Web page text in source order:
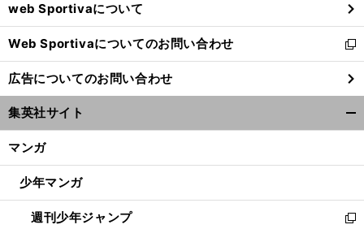
で
開
く
web Sportivaについて
Web Sportivaについてのお問い合わせ
新
し
い
ウ
ィ
ン
ウ
開
く
広告についてのお問い合わせ
集英社サイト
マンガ
少年マンガ
週刊少年ジャンプ
新